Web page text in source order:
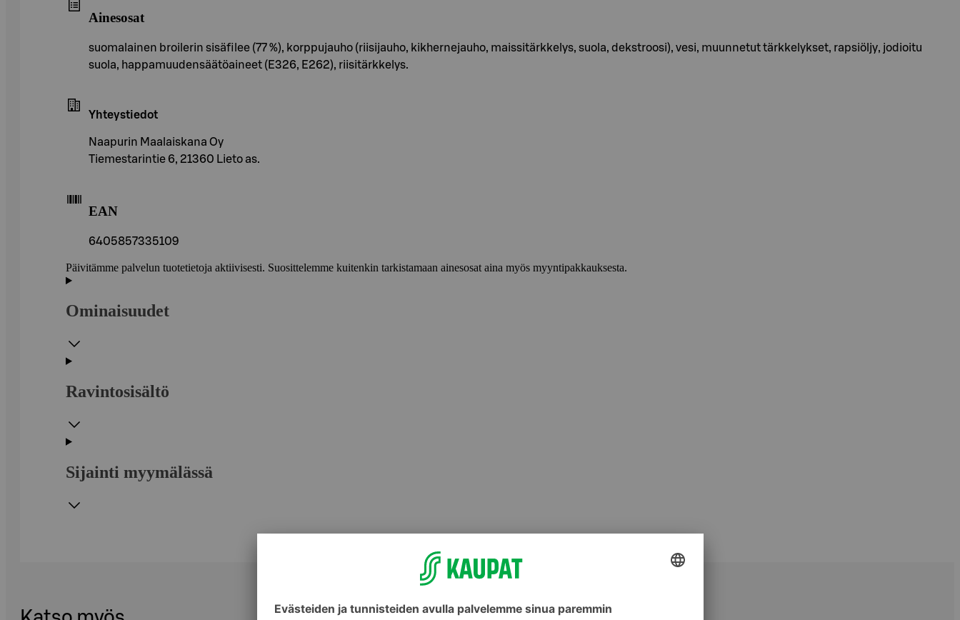
Ainesosat
suomalainen broilerin sisäfilee (77 %), korppujauho (riisijauho, kikhernejauho, maissitärkkelys, suola, dekstroosi), vesi, muunnetut tärkkelykset, rapsiöljy, jodioitu
suola, happamuudensäätöaineet (E326, E262), riisitärkkelys.
Yhteystiedot
Naapurin Maalaiskana Oy
Tiemestarintie 6, 21360 Lieto as.
EAN
6405857335109
Päivitämme palvelun tuotetietoja aktiivisesti. Suosittelemme kuitenkin tarkistamaan ainesosat aina myös myyntipakkauksesta.
Ominaisuudet
Ravintosisältö
Sijainti myymälässä